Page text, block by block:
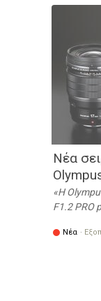
Νέα
Η
F1.2 PRO
Νέα ·